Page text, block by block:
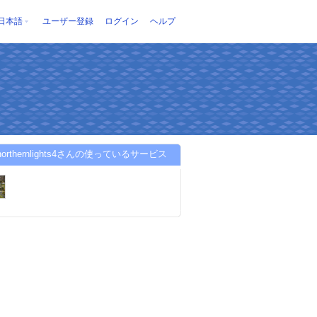
本語 ユーザー登録 ログイン ヘルプ
さんの使っているサービス